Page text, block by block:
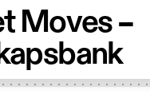
Moves –